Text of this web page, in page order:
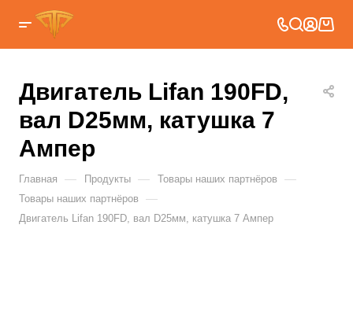
Двигатель Lifan 190FD,
вал D25мм, катушка 7
Ампер
Главная — Продукты — Товары наших партнёров —
Товары наших партнёров —
Двигатель Lifan 190FD, вал D25мм, катушка 7 Ампер